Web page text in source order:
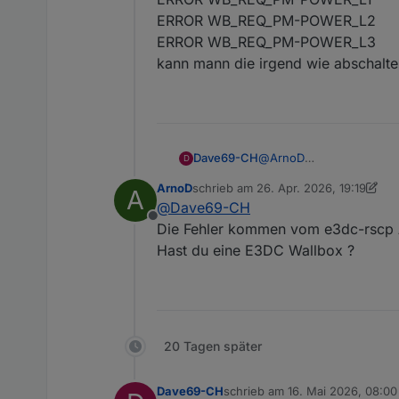
ERROR WB_REQ_PM-POWER_L2
ERROR WB_REQ_PM-POWER_L3
kann mann die irgend wie
D Dave69-CH@ArnoD
Habe nur den Node js
Was ich seit längerem
ERROR WB_REQ_PM-
ERROR WB_REQ_PM-
ERROR WB_REQ_PM-
A
Offline
ArnoDschrieb am 26. Apr. 2026, 19:19
zuletzt editiert von ArnoD
@Dave69-CH
Die Fehler kommen vom e3dc-rscp
Hast du eine E3DC Wallbox ?
20 Tagen später
Dave69-CHschrieb am 16. Mai 2026, 08:00